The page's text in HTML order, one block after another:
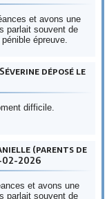
et avons une
parlait souvent de
épreuve.
déposé le
difficile.
(parents de
02-2026
et avons une
parlait souvent de